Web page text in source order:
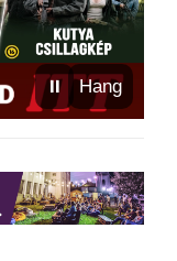
⏸ Hang